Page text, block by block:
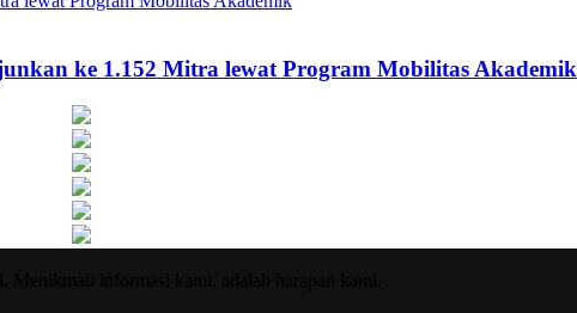
ke 1.152 Mitra lewat Program Mobilitas Akademik